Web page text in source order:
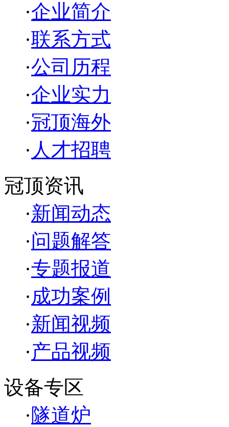
·企业简介
·联系方式
·公司历程
·企业实力
·冠顶海外
· 人才招聘
冠顶资讯
·新闻动态
·问题解答
·专题报道
·成功案例
·新闻视频
·产品视频
设备专区
·隧道炉